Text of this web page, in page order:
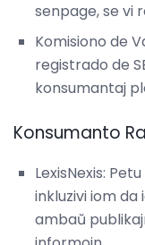
senpage, se vi
Komisiono de
registrado de
konsumantaj
Konsumanto
LexisNexis:
inkluzivi iom da
ambaŭ